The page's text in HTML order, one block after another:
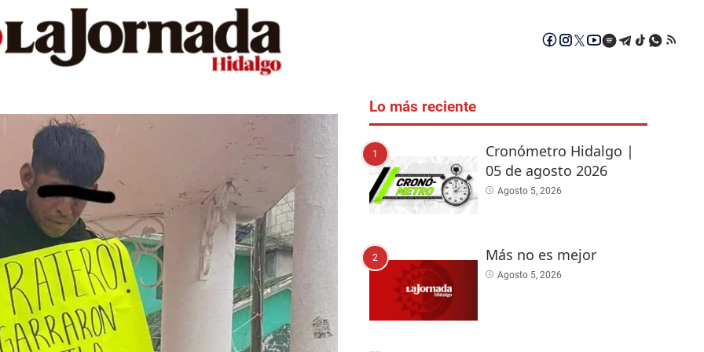
Lo más reciente
1
Cronómetro Hidalgo |
05 de agosto 2026
Agosto 5, 2026
2 Más no es mejor
Agosto 5, 2026